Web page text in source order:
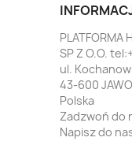
PLATFORMA
SP Z O.O.
ul.
43-600
Polska
Zadzwoń do
Napisz do